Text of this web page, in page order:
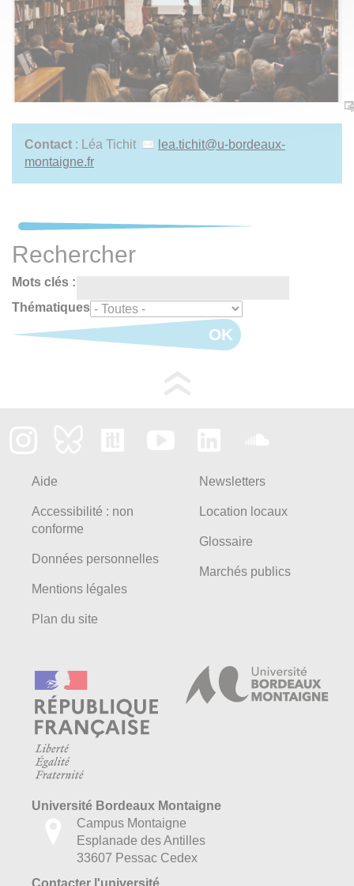
Contact : Léa Tichit lea.tichit@u-bordeaux-
montaigne.fr
Rechercher
Mots clés :
Thématiques
OK
Aide
Accessibilité : non
conforme
Données personnelles
Mentions légales
Plan du site
Newsletters
Location locaux
Glossaire
Marchés publics
Université Bordeaux Montaigne
Campus Montaigne
Esplanade des Antilles
33607 Pessac Cedex